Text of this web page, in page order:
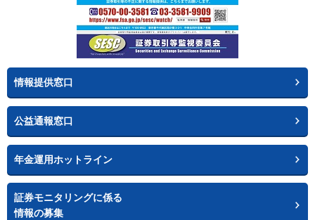
情報提供窓口
公益通報窓口
年金運用ホットライン
証券モニタリングに係る
情報の募集